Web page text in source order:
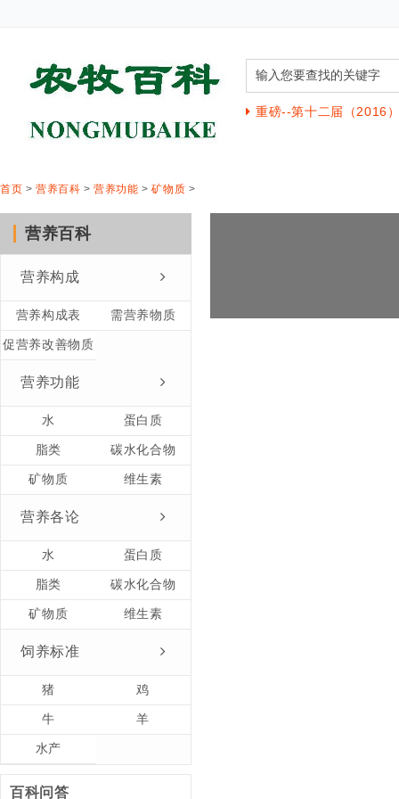
重磅--第十二届（2016
首页 >营养百科 >营养功能 >矿物质 >
营养百科
营养构成
营养构成表 需营养物质
促营养改善物质
营养功能
水 蛋白质
脂类 碳水化合物
矿物质 维生素
营养各论
水 蛋白质
脂类 碳水化合物
矿物质 维生素
饲养标准
猪 鸡
牛 羊
水产
百科问答